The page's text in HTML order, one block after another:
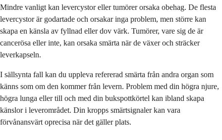
Mindre vanligt kan levercystor eller tumörer orsaka obehag. De flesta
levercystor är godartade och orsakar inga problem, men större kan
skapa en känsla av fyllnad eller dov värk. Tumörer, vare sig de är
cancerösa eller inte, kan orsaka smärta när de växer och sträcker
leverkapseln.
I sällsynta fall kan du uppleva refererad smärta från andra organ som
känns som om den kommer från levern. Problem med din högra njure,
högra lunga eller till och med din bukspottkörtel kan ibland skapa
känslor i leverområdet. Din kropps smärtsignaler kan vara
förvånansvärt oprecisa när det gäller plats.